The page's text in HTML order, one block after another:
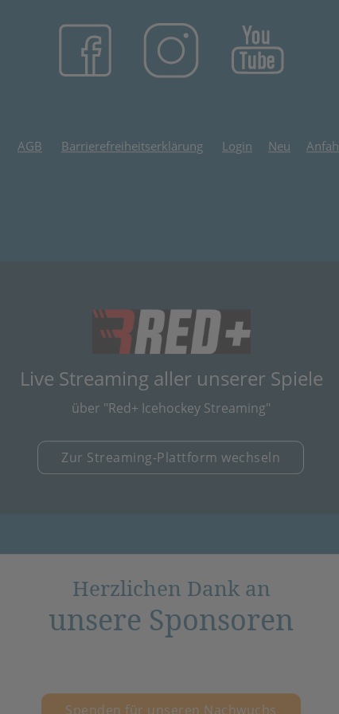
(öffnet in neuem Tab)(öffnet in neuem Tab)
AGB Barrierefreiheitserklärung Login Neu
Live Streaming aller unserer Spiele
über "Red+ Icehockey Streaming"
Zur Streaming-Plattform wechseln
Herzlichen Dank an
unsere Sponsoren
Spenden für unseren Nachwuchs